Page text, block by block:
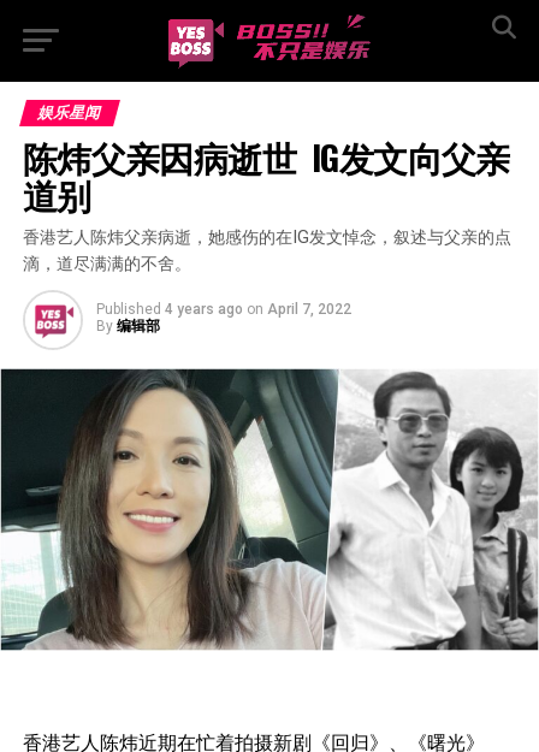
娱乐星闻
陈炜父亲因病逝世  IG发文向父亲
道别
香港艺人陈炜父亲病逝，她感伤的在IG发文悼念，叙述与父亲的点
滴，道尽满满的不舍。
Published 4 years ago on April 7, 2022
By 编辑部
香港艺人陈炜近期在忙着拍摄新剧《回归》、《曙光》